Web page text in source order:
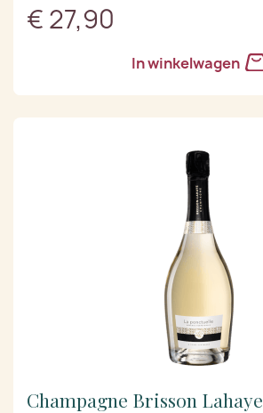
€ 27,90
In winkelwagen
Champagne Brisson Lahaye